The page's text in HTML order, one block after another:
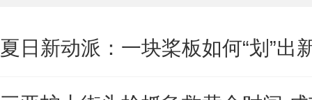
夏日新动派：一块桨板如何“划”出